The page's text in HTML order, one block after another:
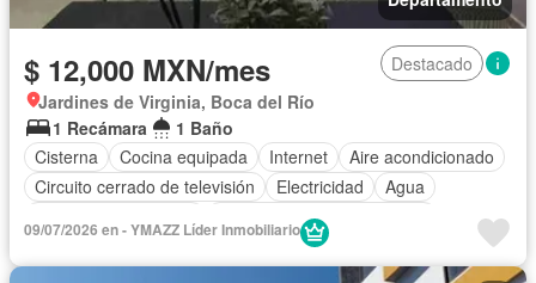
$ 12,000 MXN/mes
Destacado
Jardines de Virginia, Boca del Río
1 Recámara
1 Baño
Cisterna
Cocina equipada Internet
Aire acondicionado
Circuito cerrado de televisión
Electricidad
Agua
Completamente amueblado
09/07/2026 en - YMAZZ Líder Inmobiliario